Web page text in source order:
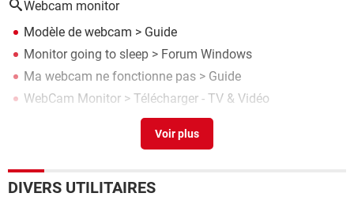
Webcam monitor
Modèle de webcam > Guide
Monitor going to sleep > Forum Windows
Ma webcam ne fonctionne pas > Guide
WebCam Monitor > Télécharger - TV & Vidéo
Utiliser iphone comme webcam> Guide
DIVERS UTILITAIRES